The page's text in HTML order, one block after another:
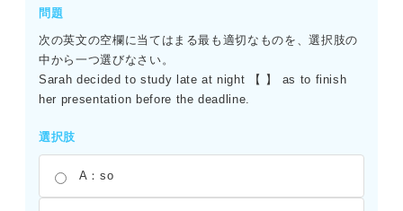
る）」や「首を貸す（命を差し出す）」などは、この文脈
では適切ではない。
問題
次の英文の空欄に当てはまる最も適切なものを、選択肢の
中から一つ選びなさい。
Sarah decided to study late at night 【 】 as to finish
her presentation before the deadline.
選択肢
A：so